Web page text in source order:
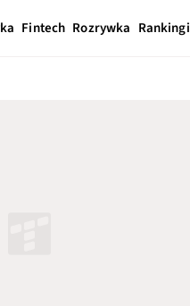
Fintech Rozrywka Rankingi